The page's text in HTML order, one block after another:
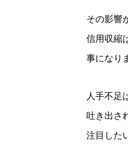
その影響
信用収縮
事になり
人手不足
吐き出さ
注目した